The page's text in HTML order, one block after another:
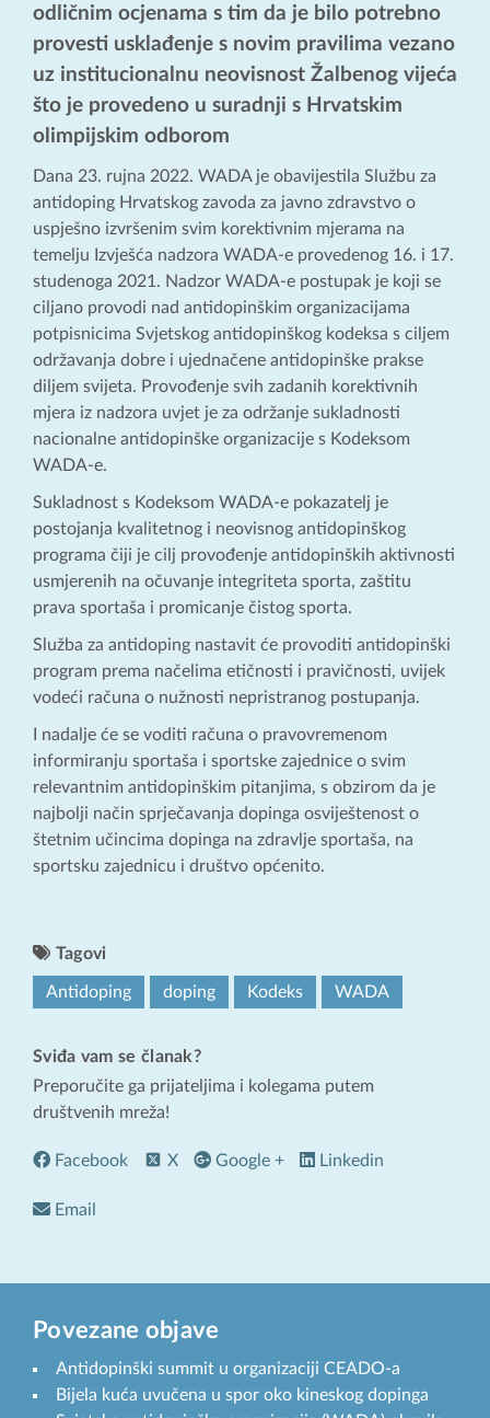
odličnim ocjenama s tim da je bilo potrebno
provesti usklađenje s novim pravilima vezano
uz institucionalnu neovisnost Žalbenog vijeća
što je provedeno u suradnji s Hrvatskim
olimpijskim odborom
Dana 23. rujna 2022. WADA je obavijestila Službu za
antidoping Hrvatskog zavoda za javno zdravstvo o
uspješno izvršenim svim korektivnim mjerama na
temelju Izvješća nadzora WADA-e provedenog 16. i 17.
studenoga 2021. Nadzor WADA-e postupak je koji se
ciljano provodi nad antidopinškim organizacijama
potpisnicima Svjetskog antidopinškog kodeksa s ciljem
održavanja dobre i ujednačene antidopinške prakse
diljem svijeta. Provođenje svih zadanih korektivnih
mjera iz nadzora uvjet je za održanje sukladnosti
nacionalne antidopinške organizacije s Kodeksom
WADA-e.
Sukladnost s Kodeksom WADA-e pokazatelj je
postojanja kvalitetnog i neovisnog antidopinškog
programa čiji je cilj provođenje antidopinških aktivnosti
usmjerenih na očuvanje integriteta sporta, zaštitu
prava sportaša i promicanje čistog sporta.
Služba za antidoping nastavit će provoditi antidopinški
program prema načelima etičnosti i pravičnosti, uvijek
vodeći računa o nužnosti nepristranog postupanja.
I nadalje će se voditi računa o pravovremenom
informiranju sportaša i sportske zajednice o svim
relevantnim antidopinškim pitanjima, s obzirom da je
najbolji način sprječavanja dopinga osviještenost o
štetnim učincima dopinga na zdravlje sportaša, na
sportsku zajednicu i društvo općenito.
Tagovi
Antidoping doping Kodeks WADA
Sviđa vam se članak?
Preporučite ga prijateljima i kolegama putem
društvenih mreža!
Facebook X Google + Linkedin
Email
Povezane objave
Antidopinški summit u organizaciji CEADO-a
Bijela kuća uvučena u spor oko kineskog dopinga